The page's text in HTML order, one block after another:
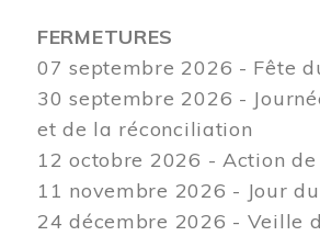
FERMETURES
07 septembre 2026 - Fête
30 septembre 2026 -
et de la réconciliation
12 octobre 2026 - Action de
11 novembre 2026 - Jour
24 décembre 2026 - Veille